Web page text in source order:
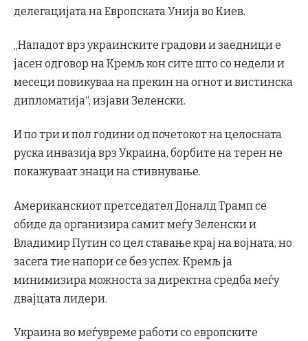
делегацијата на Европската Унија во Киев.
„Нападот врз украинските градови и заедници е
јасен одговор на Кремљ кон сите што со недели и
месеци повикуваа на прекин на огнот и вистинска
дипломатија“, изјави Зеленски.
И по три и пол години од почетокот на целосната
руска инвазија врз Украина, борбите на терен не
покажуваат знаци на стивнување.
Американскиот претседател Доналд Трамп се
обиде да организира самит меѓу Зеленски и
Владимир Путин со цел ставање крај на војната, но
засега тие напори се без успех. Кремљ ја
минимизира можноста за директна средба меѓу
двајцата лидери.
Украина во меѓувреме работи со европските